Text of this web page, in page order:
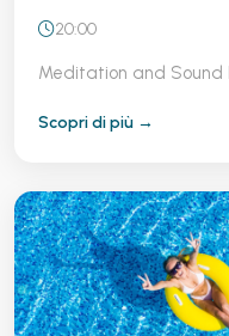
20:00
Meditation and Sound
Scopri di più →